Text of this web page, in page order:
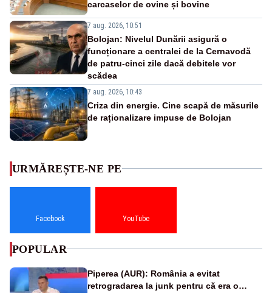
carcaselor de ovine și bovine
7 aug. 2026, 10:51
Bolojan: Nivelul Dunării asigură o
funcționare a centralei de la Cernavodă
de patru-cinci zile dacă debitele vor
scădea
7 aug. 2026, 10:43
Criza din energie. Cine scapă de măsurile
de raționalizare impuse de Bolojan
URMĂREȘTE-NE PE
Facebook YouTube
POPULAR
Piperea (AUR): România a evitat
retrogradarea la junk pentru că era o